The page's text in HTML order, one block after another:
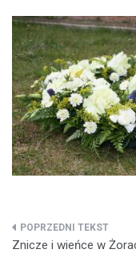
Nawigacja
Znicze i wieńce w